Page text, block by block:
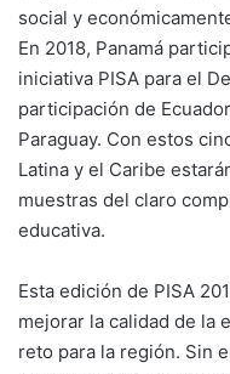
social y
En 2018, Panamá
iniciativa PISA para el
participación de
Paraguay. Con estos
Latina y el Caribe
muestras del claro
educativa.
Esta edición de PISA
mejorar la calidad de la
reto para la región. Sin